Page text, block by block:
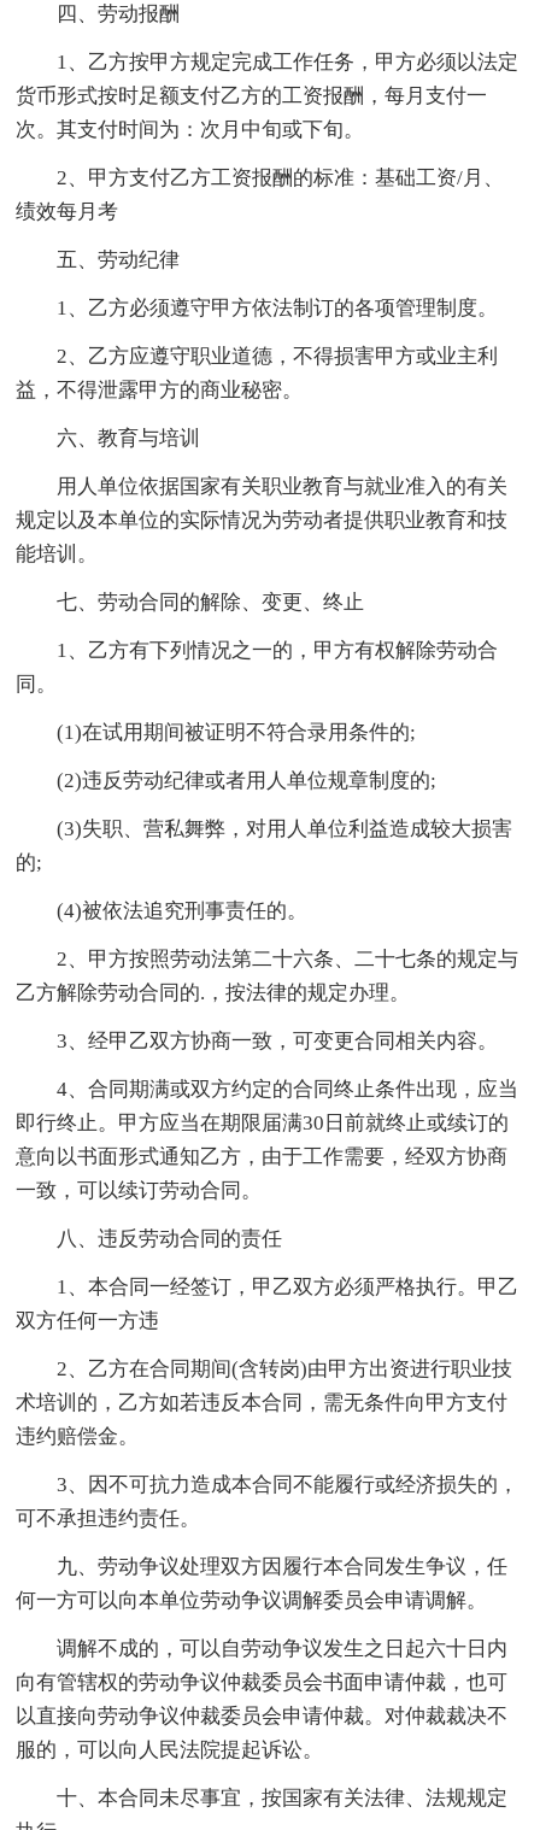
四、劳动报酬
1、乙方按甲方规定完成工作任务，甲方必须以法定
货币形式按时足额支付乙方的工资报酬，每月支付一
次。其支付时间为：次月中旬或下旬。
2、甲方支付乙方工资报酬的标准：基础工资/月、
绩效每月考
五、劳动纪律
1、乙方必须遵守甲方依法制订的各项管理制度。
2、乙方应遵守职业道德，不得损害甲方或业主利
益，不得泄露甲方的商业秘密。
六、教育与培训
用人单位依据国家有关职业教育与就业准入的有关
规定以及本单位的实际情况为劳动者提供职业教育和技
能培训。
七、劳动合同的解除、变更、终止
1、乙方有下列情况之一的，甲方有权解除劳动合
同。
(1)在试用期间被证明不符合录用条件的;
(2)违反劳动纪律或者用人单位规章制度的;
(3)失职、营私舞弊，对用人单位利益造成较大损害
的;
(4)被依法追究刑事责任的。
2、甲方按照劳动法第二十六条、二十七条的规定与
乙方解除劳动合同的.，按法律的规定办理。
3、经甲乙双方协商一致，可变更合同相关内容。
4、合同期满或双方约定的合同终止条件出现，应当
即行终止。甲方应当在期限届满30日前就终止或续订的
意向以书面形式通知乙方，由于工作需要，经双方协商
一致，可以续订劳动合同。
八、违反劳动合同的责任
1、本合同一经签订，甲乙双方必须严格执行。甲乙
双方任何一方违
2、乙方在合同期间(含转岗)由甲方出资进行职业技
术培训的，乙方如若违反本合同，需无条件向甲方支付
违约赔偿金。
3、因不可抗力造成本合同不能履行或经济损失的，
可不承担违约责任。
九、劳动争议处理双方因履行本合同发生争议，任
何一方可以向本单位劳动争议调解委员会申请调解。
调解不成的，可以自劳动争议发生之日起六十日内
向有管辖权的劳动争议仲裁委员会书面申请仲裁，也可
以直接向劳动争议仲裁委员会申请仲裁。对仲裁裁决不
服的，可以向人民法院提起诉讼。
十、本合同未尽事宜，按国家有关法律、法规规定